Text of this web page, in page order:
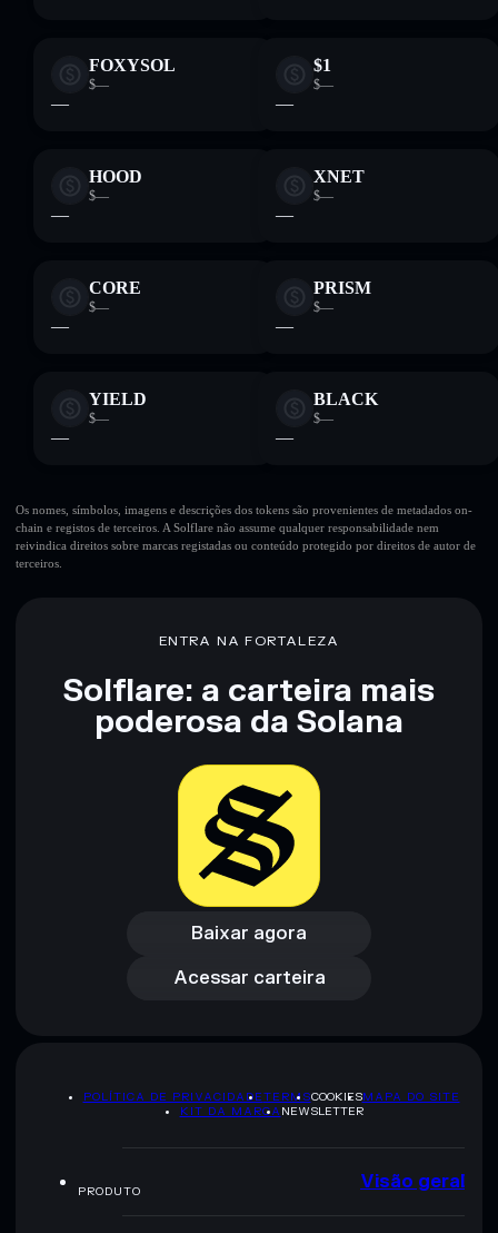
FOXYSOL
$—
—
$1
$—
—
HOOD
$—
—
XNET
$—
—
CORE
$—
—
PRISM
$—
—
YIELD
$—
—
BLACK
$—
—
Os nomes, símbolos, imagens e descrições dos tokens são provenientes de metadados on-
chain e registos de terceiros. A Solflare não assume qualquer responsabilidade nem
reivindica direitos sobre marcas registadas ou conteúdo protegido por direitos de autor de
terceiros.
ENTRA NA FORTALEZA
Solflare: a carteira mais
poderosa da Solana
Baixar agora
Baixar agora
Acessar carteira
Acessar carteira
POLÍTICA DE PRIVACIDADETERMSCOOKIESMAPA DO SITE
KIT DA MARCA NEWSLETTER
PRODUTO Visão geral